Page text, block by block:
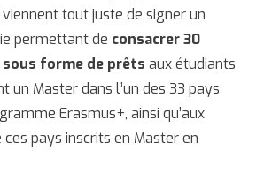
viennent tout juste de signer un
permettant de consacrer 30
forme de prêts aux étudiants
un Master dans l’un des 33 pays
Erasmus+, ainsi qu’aux
pays inscrits en Master en